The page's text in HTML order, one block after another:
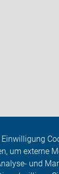
um externe
und